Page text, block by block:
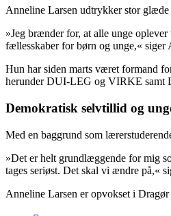
Anneline Larsen udtrykker stor
»Jeg brænder for, at alle unge
fællesskaber for børn og unge,« siger
Hun har siden marts været formand
herunder DUI-LEG og VIRKE samt
Demokratisk selvtillid og
Med en baggrund som
»Det er helt grundlæggende for mig
tages seriøst. Det skal vi ændre på,«
Anneline Larsen er opvokset i